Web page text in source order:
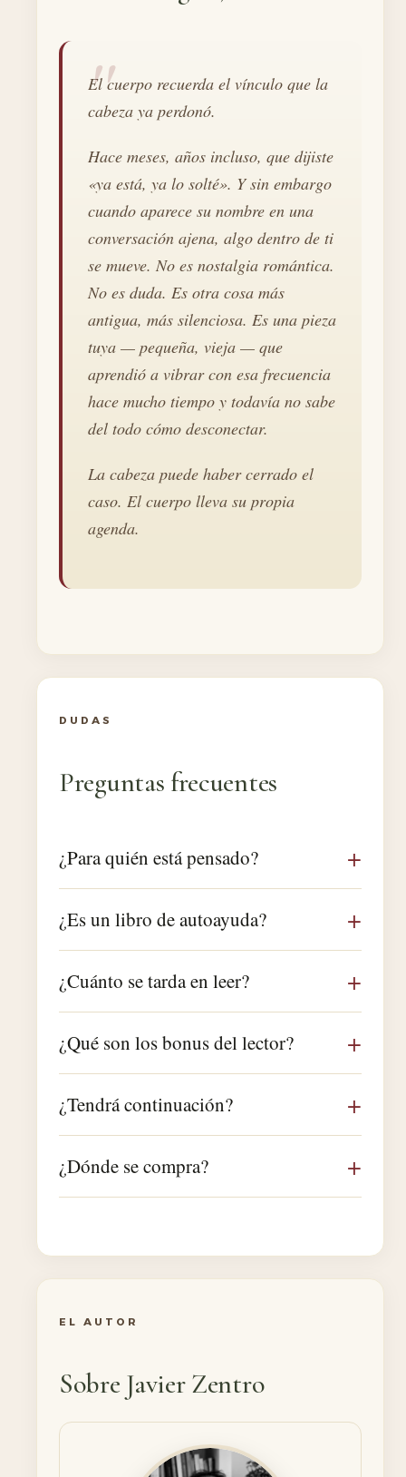
El cuerpo recuerda el vínculo que la
cabeza ya perdonó.
Hace meses, años incluso, que dijiste
«ya está, ya lo solté». Y sin embargo
cuando aparece su nombre en una
conversación ajena, algo dentro de ti
se mueve. No es nostalgia romántica.
No es duda. Es otra cosa más
antigua, más silenciosa. Es una pieza
tuya — pequeña, vieja — que
aprendió a vibrar con esa frecuencia
hace mucho tiempo y todavía no sabe
del todo cómo desconectar.
La cabeza puede haber cerrado el
caso. El cuerpo lleva su propia
agenda.
DUDAS
Preguntas frecuentes
¿Para quién está pensado?
¿Es un libro de autoayuda?
¿Cuánto se tarda en leer?
¿Qué son los bonus del lector?
¿Tendrá continuación?
¿Dónde se compra?
EL AUTOR
Sobre Javier Zentro